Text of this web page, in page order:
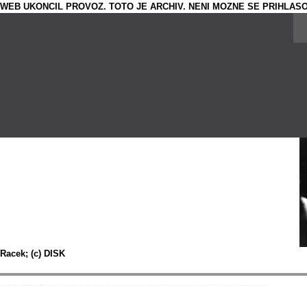
WEB UKONCIL PROVOZ. TOTO JE ARCHIV. NENI MOZNE SE
Racek; (c) DISK